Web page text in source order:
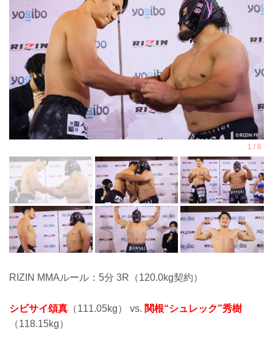
RIZIN MMAルール：5分 3R（120.0kg契約）
シビサイ頌真 （111.05kg） vs. 関根“シュレック”秀樹
（118.15kg）